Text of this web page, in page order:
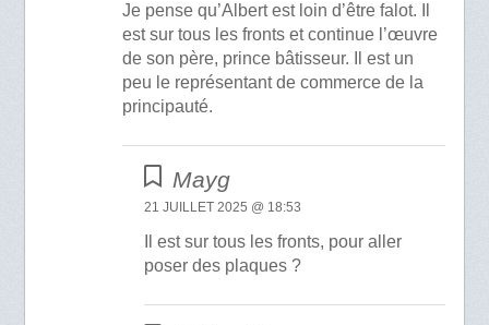
Je pense qu’Albert est loin d’être falot. Il
est sur tous les fronts et continue l’œuvre
de son père, prince bâtisseur. Il est un
peu le représentant de commerce de la
principauté.
Mayg
21 JUILLET 2025 @ 18:53
Il est sur tous les fronts, pour aller
poser des plaques ?